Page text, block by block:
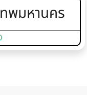
พมหานคร